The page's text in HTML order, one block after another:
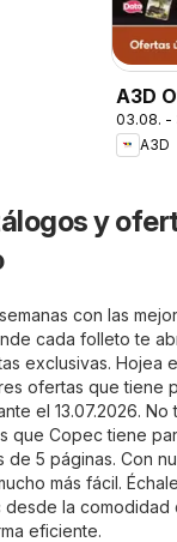
A3D
03.08. -
A3D
y
con las
cada folleto te
exclusivas. Hojea
ofertas que tiene
el 13.07.2026.
que Copec tiene
de 5 páginas. Con
más fácil.
la comodidad
eficiente.